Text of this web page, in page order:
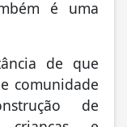
de amor”,
sorrisos e
que
é uma